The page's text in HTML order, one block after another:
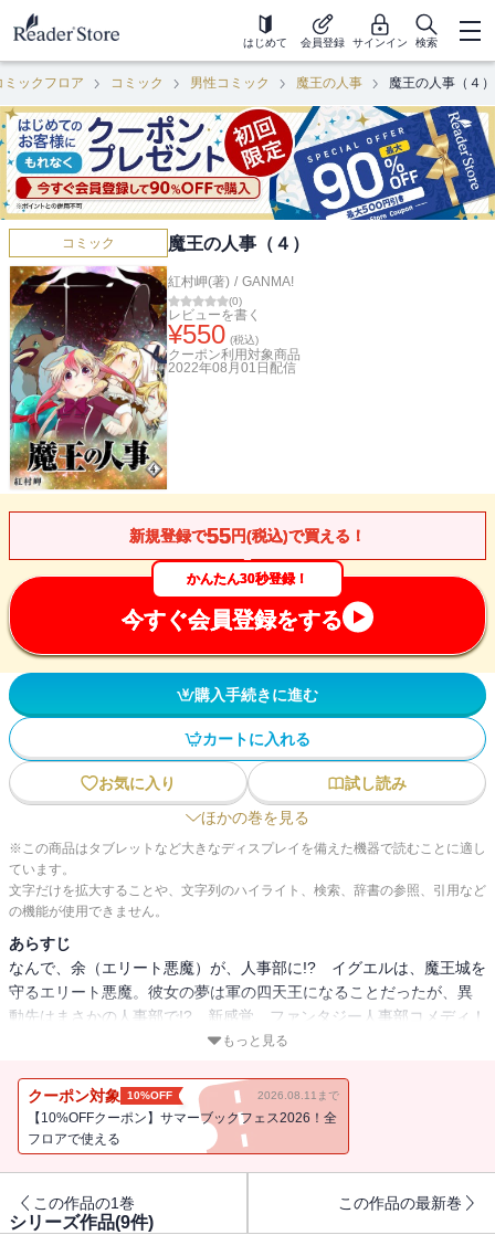
はじめて 会員登録 サインイン 検索
ミックフロア コミック 男性コミック 魔王の人事 魔王の人事（４）
コミック 魔王の人事（４）
紅村岬(著) / GANMA!
(0)
レビューを書く
¥550 (税込)
クーポン利用対象商品
2022年08月01日 配信
新規登録で55円(税込)で買える！
かんたん30秒登録！
今すぐ会員登録をする
購入手続きに進む
カートに入れる
お気に入り
試し読み
ほかの巻を見る
※この商品はタブレットなど大きなディスプレイを備えた機器で読むことに適し
ています。
文字だけを拡大することや、文字列のハイライト、検索、辞書の参照、引用など
の機能が使用できません。
あらすじ
なんで、余（エリート悪魔）が、人事部に!? イグエルは、魔王城を
守るエリート悪魔。彼女の夢は軍の四天王になることだったが、異
動先はまさかの人事部で!? 新感覚、ファンタジー人事部コメディ！
（著者名：紅村岬/初出：GANMA!32～43話掲載分）
もっと見る
クーポン対象 10%OFF 2026.08.11まで
【10%OFFクーポン】サマーブックフェス2026！全
フロアで使える
この作品の1巻 この作品の最新巻
シリーズ作品(9件)